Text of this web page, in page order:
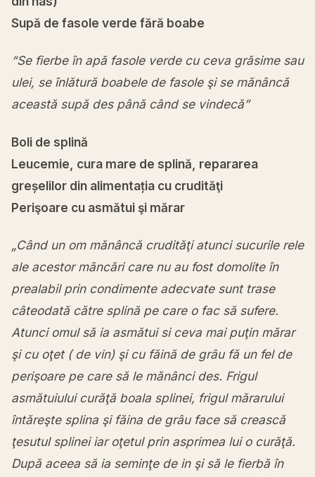
Supă de fasole verde fără boabe
“Se fierbe în apă fasole verde cu ceva grăsime sau
ulei, se înlătură boabele de fasole şi se mănâncă
această supă des până când se vindecă”
Boli de splină
Leucemie, cura mare de splină, repararea
greșelilor din alimentația cu crudităţi
Perişoare cu asmătui şi mărar
„Când un om mănâncă crudităţi atunci sucurile rele
ale acestor mâncări care nu au fost domolite în
prealabil prin condimente adecvate sunt trase
câteodată către splină pe care o fac să sufere.
Atunci omul să ia asmătui si ceva mai puţin mărar
şi cu oţet ( de vin) şi cu făină de grâu fă un fel de
perişoare pe care să le mănânci des. Frigul
asmătuiului curăţă boala splinei, frigul mărarului
întăreşte splina şi făina de grâu face să crească
ţesutul splinei iar oţetul prin asprimea lui o curăţă.
După aceea să ia seminţe de in şi să le fierbă în